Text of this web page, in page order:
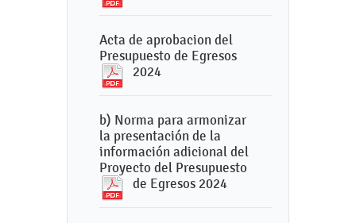
Acta de aprobacion del
Presupuesto de Egresos
2024
b) Norma para armonizar
la presentación de la
información adicional del
Proyecto del Presupuesto
de Egresos 2024